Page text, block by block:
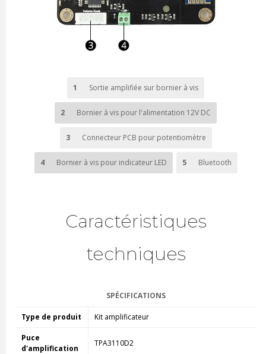
1 Sortie amplifiée sur bornier à vis
2 Bornier à vis pour l'alimentation 12V DC
3 Connecteur PCB pour potentiomètre
4 Bornier à vis pour indicateur LED 5 Bluetooth
Caractéristiques
techniques
SPÉCIFICATIONS
Type de produit Kit amplificateur
Puce
d'amplification
TPA3110D2